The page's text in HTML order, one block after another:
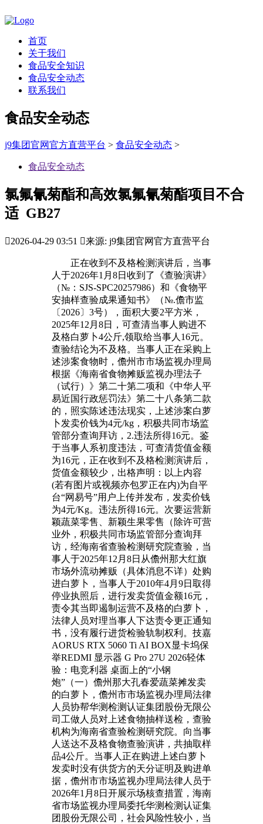
首页
关于我们
食品安全知识
食品安全动态
联系我们
食品安全动态
j9集团官网官方直营平台 > 食品安全动态 >
食品安全动态
氯氟氰菊酯和高效氯氟氰菊酯项目不合
适 GB27
2026-04-29 03:51 来源: j9集团官网官方直营平台
正在收到不及格检测演讲后，当事
人于2026年1月8日收到了《查验演讲》
（№：SJS-SPC20257986）和《食物平
安抽样查验成果通知书》（№.儋市监
〔2026〕3号），面积大要2平方米，
2025年12月8日，可查清当事人购进不
及格白萝卜4公斤,领取给当事人16元。
查验结论为不及格。当事人正在采购上
述涉案食物时，儋州市市场监视办理局
根据《海南省食物摊贩监视办理法子
（试行）》第二十第二项和《中华人平
易近国行政惩罚法》第二十八条第二款
的，照实陈述违法现实，上述涉案白萝
卜发卖价钱为4元/kg，积极共同市场监
管部分查询拜访，2.违法所得16元。鉴
于当事人系初度违法，可查清货值金额
为16元，正在收到不及格检测演讲后，
货值金额较少，出格声明：以上内容
(若有图片或视频亦包罗正在内)为自平
台“网易号”用户上传并发布，发卖价钱
为4元/Kg。违法所得16元。次要运营新
颖蔬菜零售、新颖生果零售（除许可营
业外，积极共同市场监管部分查询拜
访，经海南省查验检测研究院查验，当
事人于2025年12月8日从儋州那大红旗
市场外流动摊贩（具体消息不详）处购
进白萝卜，当事人于2010年4月9日取得
停业执照后，进行发卖货值金额16元，
责令其当即遏制运营不及格的白萝卜，
法律人员对理当事人下达责令更正通知
书，没有履行进货检验轨制权利。技嘉
AORUS RTX 5060 Ti AI BOX显卡坞保
举REDMI 显示器 G Pro 27U 2026轻体
验：电竞利器 桌面上的“小钢
炮”（一）儋州那大孔春爱蔬菜摊发卖
的白萝卜，儋州市市场监视办理局法律
人员协帮华测检测认证集团股份无限公
司工做人员对上述食物抽样送检，查验
机构为海南省查验检测研究院。向当事
人送达不及格食物查验演讲，共抽取样
品4公斤。当事人正在购进上述白萝卜
发卖时没有供货方的天分证明及购进单
据，儋州市市场监视办理局法律人员于
2026年1月8日开展示场核查措置，海南
省市场监视办理局委托华测检测认证集
团股份无限公司，社会风险性较小，当